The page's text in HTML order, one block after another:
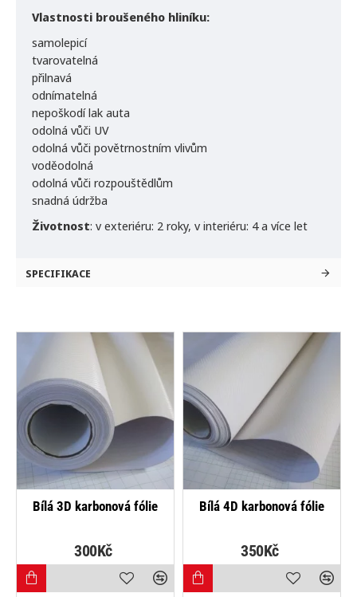
Vlastnosti broušeného hliníku:
samolepicí
tvarovatelná
přilnavá
odnímatelná
nepoškodí lak auta
odolná vůči UV
odolná vůči povětrnostním vlivům
voděodolná
odolná vůči rozpouštědlům
snadná údržba
Životnost: v exteriéru: 2 roky, v interiéru: 4 a více let
SPECIFIKACE
NEJPRODÁVANĚJŠÍ
Bílá 3D karbonová fólie
300Kč
NEJPRODÁVANĚJŠÍ
Bílá 4D karbonová fólie
350Kč